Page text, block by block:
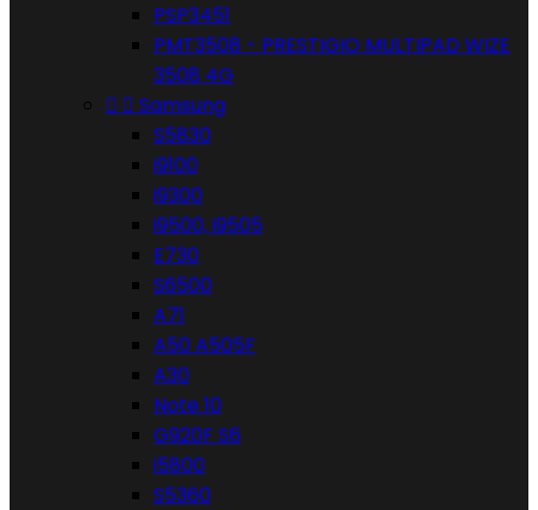
PSP3451
PMT3508 - PRESTIGIO MULTIPAD WIZE
3508 4G
  Samsung
S5830
i9100
i9300
i9500, i9505
E730
S6500
A71
A50 A505F
A30
Note 10
G920F S6
i5800
S5360